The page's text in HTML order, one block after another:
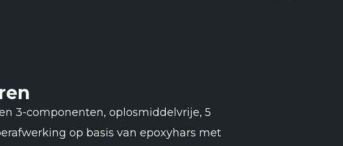
3-componenten, oplosmiddelvrije, 5
op basis van epoxyhars met